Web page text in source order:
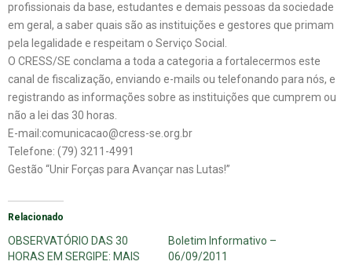
profissionais da base, estudantes e demais pessoas da sociedade
em geral, a saber quais são as instituições e gestores que primam
pela legalidade e respeitam o Serviço Social.
O CRESS/SE conclama a toda a categoria a fortalecermos este
canal de fiscalização, enviando e-mails ou telefonando para nós, e
registrando as informações sobre as instituições que cumprem ou
não a lei das 30 horas.
E-mail:comunicacao@cress-se.org.br
Telefone: (79) 3211-4991
Gestão “Unir Forças para Avançar nas Lutas!”
Relacionado
OBSERVATÓRIO DAS 30
HORAS EM SERGIPE: MAIS
Boletim Informativo –
06/09/2011